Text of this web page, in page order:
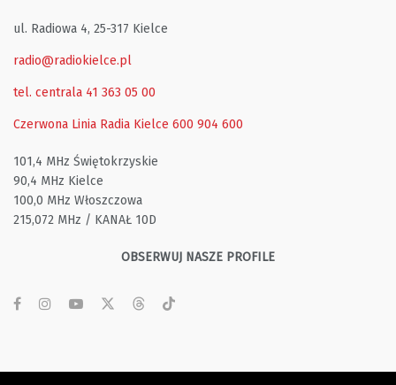
ul. Radiowa 4, 25-317 Kielce
radio@radiokielce.pl
tel. centrala 41 363 05 00
Czerwona Linia Radia Kielce 600 904 600
101,4 MHz Świętokrzyskie
90,4 MHz Kielce
100,0 MHz Włoszczowa
215,072 MHz / KANAŁ 10D
OBSERWUJ NASZE PROFILE